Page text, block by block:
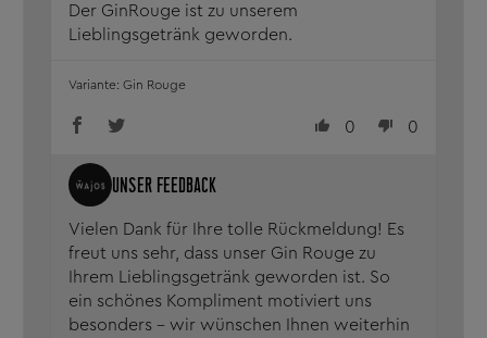
Der GinRouge ist zu unserem
Lieblingsgetränk geworden.
0 0
Vielen Dank für Ihre tolle Rückmeldung! Es
freut uns sehr, dass unser Gin Rouge zu
Ihrem Lieblingsgetränk geworden ist. So
ein schönes Kompliment motiviert uns
besonders – wir wünschen Ihnen weiterhin
Gin Rouge